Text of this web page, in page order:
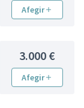
Afegir
3.000 €
Afegir